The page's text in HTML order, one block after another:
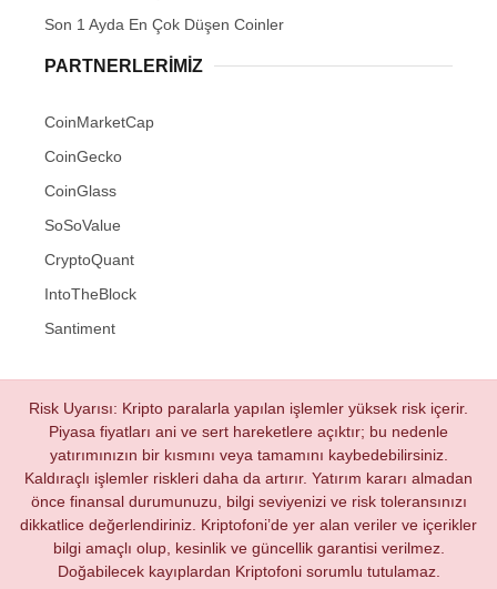
Son 1 Ayda En Çok Düşen Coinler
PARTNERLERIMIZ
CoinMarketCap
CoinGecko
CoinGlass
SoSoValue
CryptoQuant
IntoTheBlock
Santiment
Risk Uyarısı: Kripto paralarla yapılan işlemler yüksek risk içerir.
Piyasa fiyatları ani ve sert hareketlere açıktır; bu nedenle
yatırımınızın bir kısmını veya tamamını kaybedebilirsiniz.
Kaldıraçlı işlemler riskleri daha da artırır. Yatırım kararı almadan
önce finansal durumunuzu, bilgi seviyenizi ve risk toleransınızı
dikkatlice değerlendiriniz. Kriptofoni’de yer alan veriler ve içerikler
bilgi amaçlı olup, kesinlik ve güncellik garantisi verilmez.
Doğabilecek kayıplardan Kriptofoni sorumlu tutulamaz.